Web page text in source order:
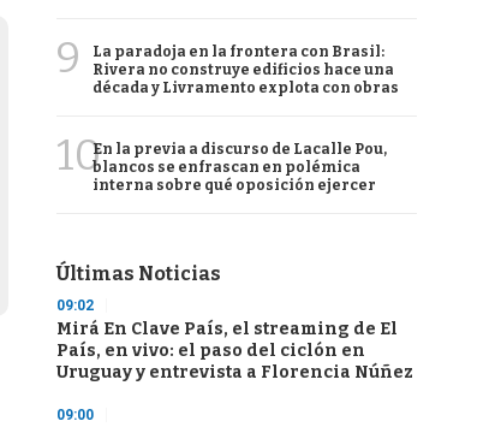
9
La paradoja en la frontera con Brasil:
Rivera no construye edificios hace una
década y Livramento explota con obras
10En la previa a discurso de Lacalle Pou,
blancos se enfrascan en polémica
interna sobre qué oposición ejercer
Últimas Noticias
09:02
Mirá En Clave País, el streaming de El
País, en vivo: el paso del ciclón en
Uruguay y entrevista a Florencia Núñez
09:00